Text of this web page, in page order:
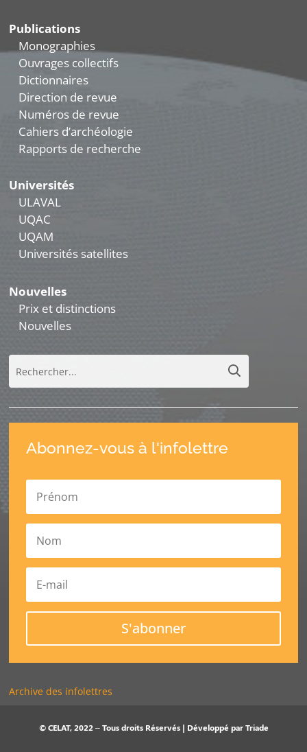
Publications
Monographies
Ouvrages collectifs
Dictionnaires
Direction de revue
Numéros de revue
Cahiers d’archéologie
Rapports de recherche
Universités
ULAVAL
UQAC
UQAM
Universités satellites
Nouvelles
Prix et distinctions
Nouvelles
Abonnez-vous à l'infolettre
S'abonner
Archive des infolettres
© CELAT, 2022 – Tous droits Réservés | Développé parTriade